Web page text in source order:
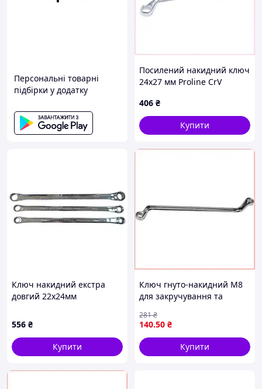
Персональні товарні
підбірки у додатку
Посилений накидний ключ
24х27 мм Proline CrV
406 ₴
Купити
Ключ накидний екстра
довгий 22x24мм
556 ₴
Купити
Ключ гнуто-накидний М8
для закручування та
кріпильних виробів
140.50 ₴
281₴
Купити